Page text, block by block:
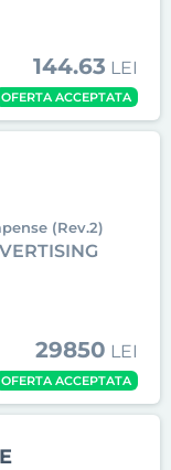
144.63 LEI
OFERTA ACCEPTATA
(Rev.2)
29850 LEI
OFERTA ACCEPTATA